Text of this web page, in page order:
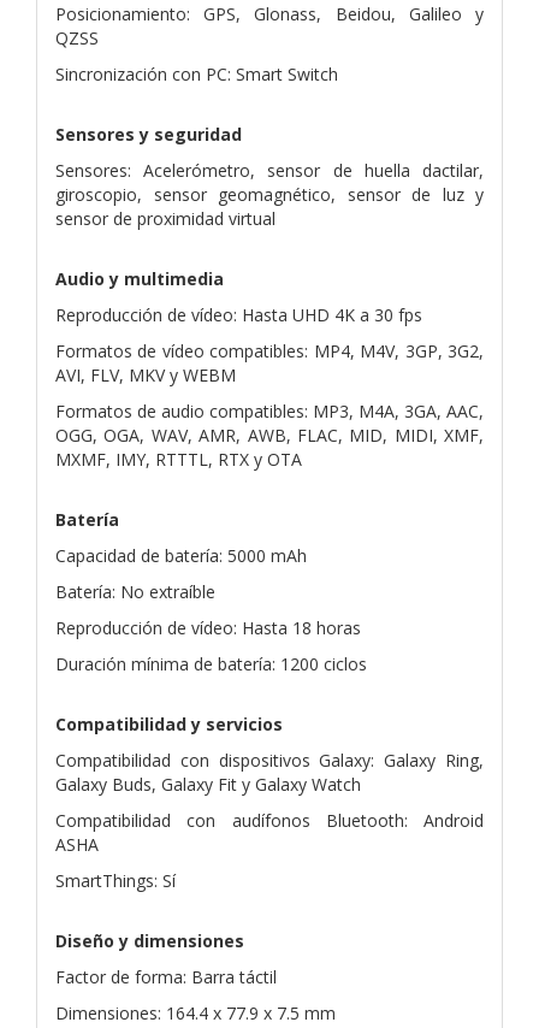
Posicionamiento: GPS, Glonass, Beidou, Galileo y
QZSS
Sincronización con PC: Smart Switch
Sensores y seguridad
Sensores: Acelerómetro, sensor de huella dactilar,
giroscopio, sensor geomagnético, sensor de luz y
sensor de proximidad virtual
Audio y multimedia
Reproducción de vídeo: Hasta UHD 4K a 30 fps
Formatos de vídeo compatibles: MP4, M4V, 3GP, 3G2,
AVI, FLV, MKV y WEBM
Formatos de audio compatibles: MP3, M4A, 3GA, AAC,
OGG, OGA, WAV, AMR, AWB, FLAC, MID, MIDI, XMF,
MXMF, IMY, RTTTL, RTX y OTA
Batería
Capacidad de batería: 5000 mAh
Batería: No extraíble
Reproducción de vídeo: Hasta 18 horas
Duración mínima de batería: 1200 ciclos
Compatibilidad y servicios
Compatibilidad con dispositivos Galaxy: Galaxy Ring,
Galaxy Buds, Galaxy Fit y Galaxy Watch
Compatibilidad con audífonos Bluetooth: Android
ASHA
SmartThings: Sí
Diseño y dimensiones
Factor de forma: Barra táctil
Dimensiones: 164.4 x 77.9 x 7.5 mm